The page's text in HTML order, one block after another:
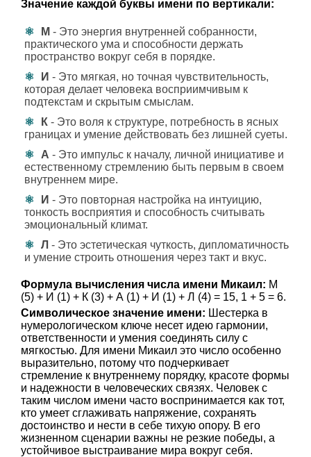
Значение каждой буквы имени по вертикали:
М - Это энергия внутренней собранности,
практического ума и способности держать
пространство вокруг себя в порядке.
И - Это мягкая, но точная чувствительность,
которая делает человека восприимчивым к
подтекстам и скрытым смыслам.
К - Это воля к структуре, потребность в ясных
границах и умение действовать без лишней суеты.
А - Это импульс к началу, личной инициативе и
естественному стремлению быть первым в своем
внутреннем мире.
И - Это повторная настройка на интуицию,
тонкость восприятия и способность считывать
эмоциональный климат.
Л - Это эстетическая чуткость, дипломатичность
и умение строить отношения через такт и вкус.
Формула вычисления числа имени Микаил: М
(5) + И (1) + К (3) + А (1) + И (1) + Л (4) = 15, 1 + 5 = 6.
Символическое значение имени: Шестерка в
нумерологическом ключе несет идею гармонии,
ответственности и умения соединять силу с
мягкостью. Для имени Микаил это число особенно
выразительно, потому что подчеркивает
стремление к внутреннему порядку, красоте формы
и надежности в человеческих связях. Человек с
таким числом имени часто воспринимается как тот,
кто умеет сглаживать напряжение, сохранять
достоинство и нести в себе тихую опору. В его
жизненном сценарии важны не резкие победы, а
устойчивое выстраивание мира вокруг себя.